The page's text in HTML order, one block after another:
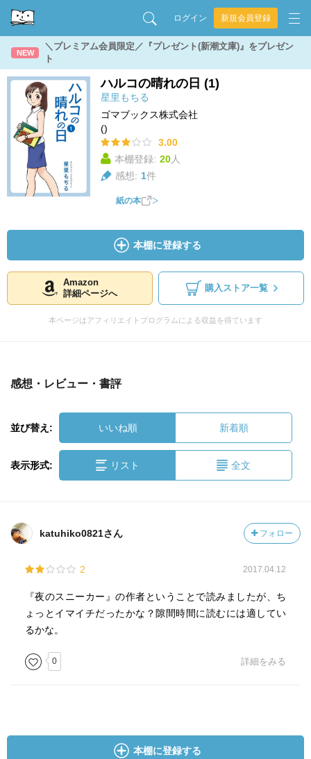
ログイン 新規会員登録
NEW
＼プレミアム会員限定／『プレゼント(新潮文庫)』をプレゼン
ト
ハルコの晴れの日 (1)
星里もちる
ゴマブックス株式会社
()
3.00
本棚登録: 20人
感想: 1件
紙の本
本棚に登録する
Amazon
詳細ページへ
購入ストア一覧
本ページはアフィリエイトプログラムによる収益を得ています
感想・レビュー・書評
並び替え: いいね順 新着順
表示形式: リスト 全文
katuhiko0821さん フォロー
2 2017.04.12
『夜のスニーカー』の作者ということで読みましたが、ち
ょっとイマイチだったかな？隙間時間に読むには適してい
るかな。
0 詳細をみる
本棚に登録する